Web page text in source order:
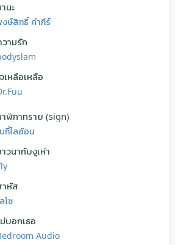
นะ
ษ์สิทธิ์ คำภีร์
ามรัก
เหลือเหลือ
าฬิกาทราย (sign)
กี้ไลอ้อน
วนากับงูเห่า
าหัส
โซ
บอกเธอ
Audio